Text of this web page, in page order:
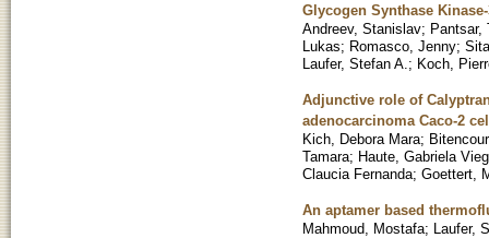
Glycogen Synthase
Andreev, Stanislav; Pantsar,
Lukas; Romasco, Jenny;
Laufer, Stefan A. ; Koch,
Adjunctive role of
adenocarcinoma Caco-2
Kich, Debora Mara;
Tamara; Haute, Gabriela
Claucia Fernanda; Goettert,
An aptamer based
Mahmoud, Mostafa; Laufer,